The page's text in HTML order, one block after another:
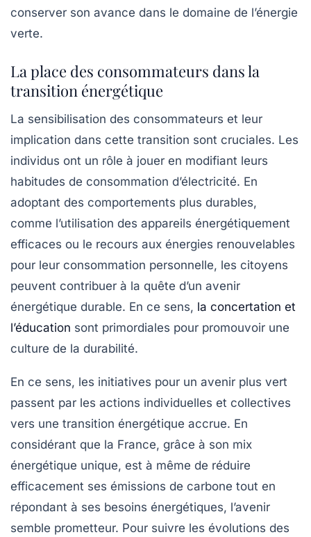
conserver son avance dans le domaine de l’énergie
verte.
La place des consommateurs dans la
transition énergétique
La sensibilisation des consommateurs et leur
implication dans cette transition sont cruciales. Les
individus ont un rôle à jouer en modifiant leurs
habitudes de consommation d’électricité. En
adoptant des comportements plus durables,
comme l’utilisation des appareils énergétiquement
efficaces ou le recours aux énergies renouvelables
pour leur consommation personnelle, les citoyens
peuvent contribuer à la quête d’un avenir
énergétique durable. En ce sens, la concertation et
l’éducation sont primordiales pour promouvoir une
culture de la durabilité.
En ce sens, les initiatives pour un avenir plus vert
passent par les actions individuelles et collectives
vers une transition énergétique accrue. En
considérant que la France, grâce à son mix
énergétique unique, est à même de réduire
efficacement ses émissions de carbone tout en
répondant à ses besoins énergétiques, l’avenir
semble prometteur. Pour suivre les évolutions des